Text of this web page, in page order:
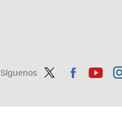
Síguenos
ter
ebo tub